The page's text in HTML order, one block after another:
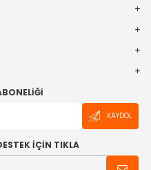
KAYDOL
İÇİN TIKLA